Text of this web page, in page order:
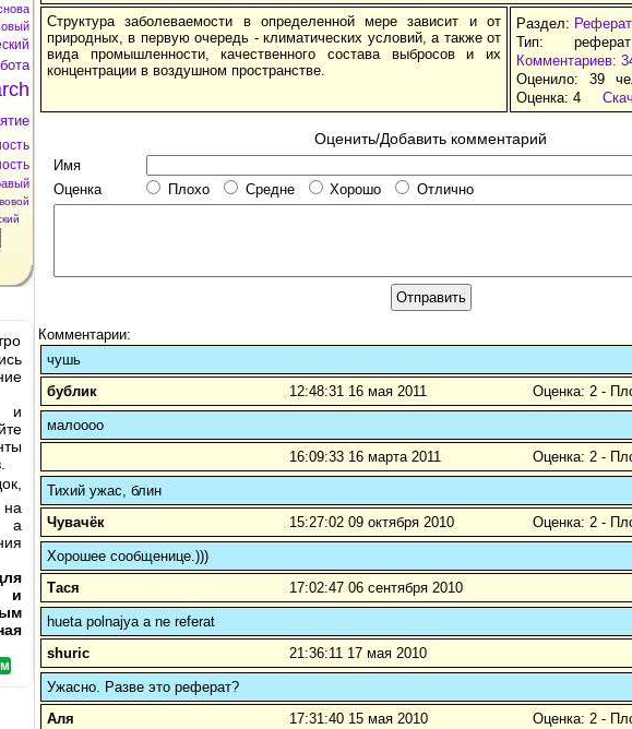
и
а
и
Структура заболеваемости в определенной мере зависит и от
природных, в первую очередь - климатических условий, а также от
вида промышленности, качественного состава выбросов и их
концентрации в воздушном пространстве.
Раздел:
Тип:
Комментариев:
Оценило: 39
Оценка: 4
Оценить/Добавить комментарий
Имя
Оценка
Плохо Средне Хорошо Отлично
Комментарии:
чушь
бублик
12:48:31 16 мая 2011 Оценка: 2 -
малоооо
16:09:33 16 марта 2011
Оценка: 2 -
Тихий ужас, блин
Чувачёк
15:27:02 09 октября 2010 Оценка: 2 -
Хорошее сообщенице.)))
Тася
17:02:47 06 сентября 2010
hueta polnajya a ne referat
shuric
21:36:11 17 мая 2010
Ужасно. Разве это реферат?
Аля
17:31:40 15 мая 2010 Оценка: 2 -